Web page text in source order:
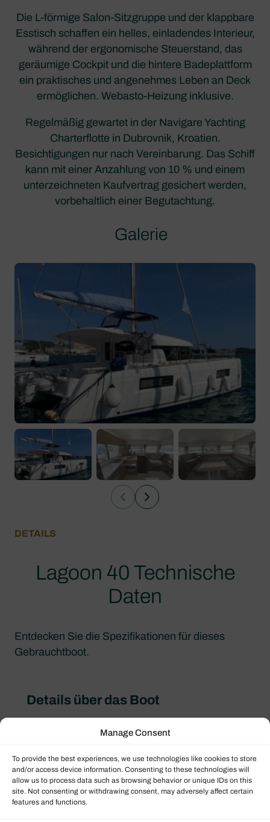
Manage Consent
To provide the best experiences, we use technologies like cookies to store
and/or access device information. Consenting to these technologies will
allow us to process data such as browsing behavior or unique IDs on this
site. Not consenting or withdrawing consent, may adversely affect certain
features and functions.
Die L-förmige Salon-Sitzgruppe und der klappbare
Esstisch schaffen ein helles, einladendes Interieur,
während der ergonomische Steuerstand, das
geräumige Cockpit und die hintere Badeplattform
ein praktisches und angenehmes Leben an Deck
ermöglichen. Webasto-Heizung inklusive.
Regelmäßig gewartet in der Navigare Yachting
Charterflotte in Dubrovnik, Kroatien.
Besichtigungen nur nach Vereinbarung. Das Schiff
kann mit einer Anzahlung von 10 % und einem
unterzeichneten Kaufvertrag gesichert werden,
vorbehaltlich einer Begutachtung.
Galerie
DETAILS
Lagoon 40 Technische
Daten
Entdecken Sie die Spezifikationen für dieses
Gebrauchtboot.
Details über das Boot
Bootstyp
Segelkatamarane
Flagge